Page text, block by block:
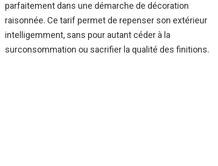
parfaitement dans une démarche de décoration
raisonnée. Ce tarif permet de repenser son extérieur
intelligemment, sans pour autant céder à la
surconsommation ou sacrifier la qualité des finitions.